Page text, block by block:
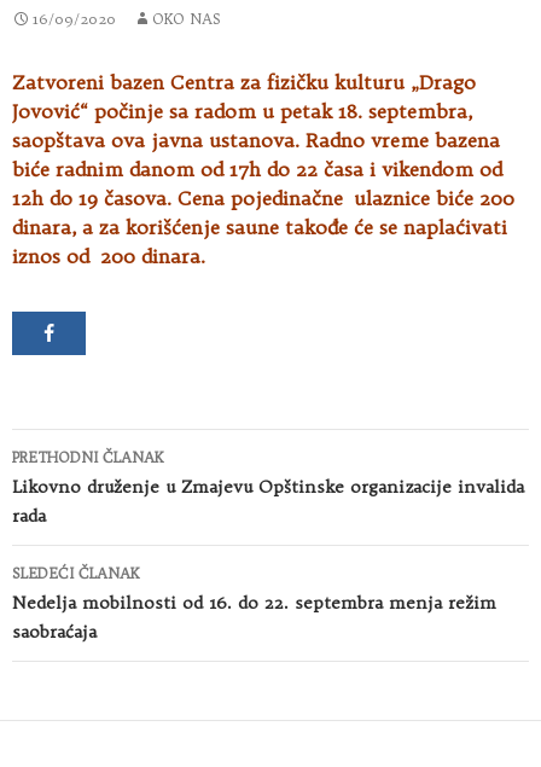
16/09/2020 OKO NAS
Zatvoreni bazen Centra za fizičku kulturu „Drago
Jovović“ počinje sa radom u petak 18. septembra,
saopštava ova javna ustanova. Radno vreme bazena
biće radnim danom od 17h do 22 časa i vikendom od
12h do 19 časova. Cena pojedinačne ulaznice biće 200
dinara, a za korišćenje saune takođe će se naplaćivati
iznos od 200 dinara.
Kretanje
članaka
PRETHODNI ČLANAK
Likovno druženje u Zmajevu Opštinske organizacije invalida
rada
SLEDEĆI ČLANAK
Nedelja mobilnosti od 16. do 22. septembra menja režim
saobraćaja